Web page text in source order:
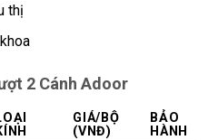
thị
2 Cánh Adoor
GIÁ/BỘ
(VNĐ)
BẢO
HÀNH